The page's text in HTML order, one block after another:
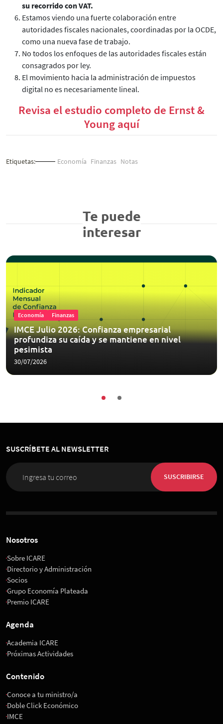
su recorrido con VAT.
Estamos viendo una fuerte colaboración entre
autoridades fiscales nacionales, coordinadas por la OCDE,
como una nueva fase de trabajo.
No todos los enfoques de las autoridades fiscales están
consagrados por ley.
El movimiento hacia la administración de impuestos
digital no es necesariamente lineal.
Revisa el estudio completo de Ernst &
Young aquí
Etiquetas: Economía Finanzas Notas
Te puede
interesar
Economía Finanzas
IMCE Julio 2026: Confianza empresarial
profundiza su caída y se mantiene en nivel
pesimista
30/07/2026
SUSCRÍBETE AL NEWSLETTER
SUSCRIBIRSE
Nosotros
Sobre ICARE
Directorio y Administración
Socios
Grupo Economía Plateada
Premio ICARE
Agenda
Academia ICARE
Próximas Actividades
Contenido
Conoce a tu ministro/a
Doble Click Económico
IMCE